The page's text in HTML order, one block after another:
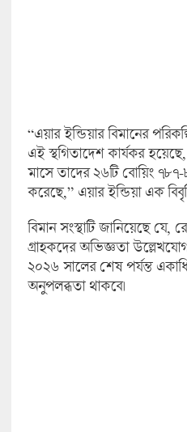
“এয়ার ইন্ডিয়ার বিমানের
এই স্থগিতাদেশ কার্যকর
মাসে তাদের ২৬টি বোয়িং
করেছে,” এয়ার ইন্ডিয়া এক
বিমান সংস্থাটি জানিয়েছে যে,
গ্রাহকদের অভিজ্ঞতা
২০২৬ সালের শেষ পর্যন্ত
অনুপলব্ধতা থাকবে।